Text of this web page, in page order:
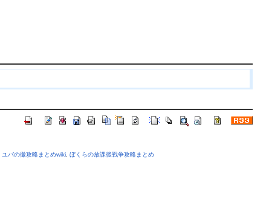
ユバの徽攻略まとめwiki. ぼくらの放課後戦争攻略まとめ